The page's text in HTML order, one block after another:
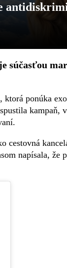
súčasťou
ponúka
kampaň,
cestovná
napísala, že